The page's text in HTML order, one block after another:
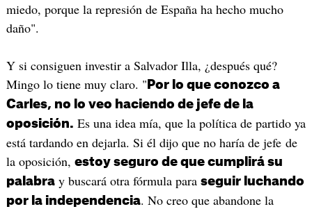
miedo, porque la represión de España ha hecho mucho
daño".
Y si consiguen investir a Salvador Illa, ¿después qué?
Mingo lo tiene muy claro. " Por lo que conozco a
Carles, no lo veo haciendo de jefe de la
oposición. Es una idea mía, que la política de partido ya
está tardando en dejarla. Si él dijo que no haría de jefe de
la oposición, estoy seguro de que cumplirá su
palabray buscará otra fórmula para seguir luchando
por la independencia. No creo que abandone la